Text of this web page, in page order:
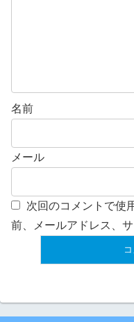
名前
メール
次回のコメントで使
前、メールアドレス、サ